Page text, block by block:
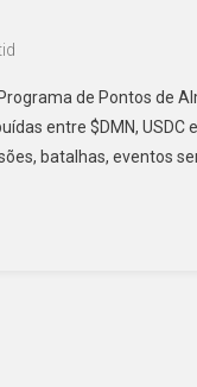
de Pontos de
entre $DMN, USDC
batalhas, eventos